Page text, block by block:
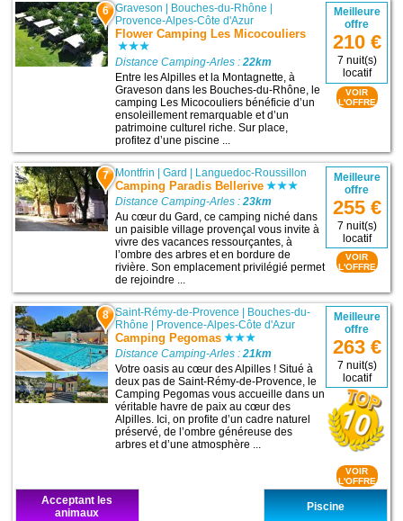
6 Graveson | Bouches-du-Rhône |
Provence-Alpes-Côte d'Azur
Flower Camping Les Micocouliers
Distance Camping-Arles :22km
Entre les Alpilles et la Montagnette, à
Graveson dans les Bouches-du-Rhône, le
camping Les Micocouliers bénéficie d’un
ensoleillement remarquable et d’un
patrimoine culturel riche. Sur place,
profitez d’une piscine ...
Meilleure
offre
210 €
7 nuit(s)
locatif
VOIR
L'OFFRE
7 Montfrin |Gard Languedoc-Roussillon
Camping Paradis Bellerive
Distance Camping-Arles :23km
Au cœur du Gard, ce camping niché dans
un paisible village provençal vous invite à
vivre des vacances ressourçantes, à
l’ombre des arbres et en bordure de
rivière. Son emplacement privilégié permet
de rejoindre ...
Meilleure
offre
255 €
7 nuit(s)
locatif
VOIR
L'OFFRE
8 Saint-Rémy-de-Provence
Bouches-du-
Rhône
Provence-Alpes-Côte d'Azur
Camping Pegomas
Distance Camping-Arles :21km
Votre oasis au cœur des Alpilles ! Situé à
deux pas de Saint-Rémy-de-Provence, le
Camping Pegomas vous accueille dans un
véritable havre de paix au cœur des
Alpilles. Ici, on profite d’un cadre naturel
préservé, de l’ombre généreuse des
arbres et d’une atmosphère ...
Meilleure
offre
263 €
7 nuit(s)
locatif
VOIR
L'OFFRE
Acceptant les
animaux
Piscine